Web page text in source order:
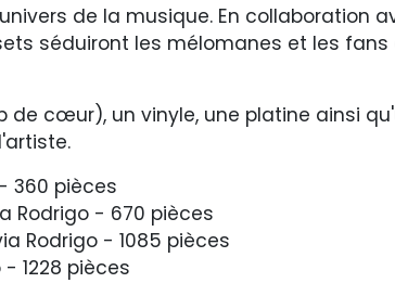
de la musique. En collaboration
séduiront les mélomanes et les fans
de cœur), un vinyle, une platine ainsi
360 pièces
Rodrigo - 670 pièces
Rodrigo - 1085 pièces
1228 pièces